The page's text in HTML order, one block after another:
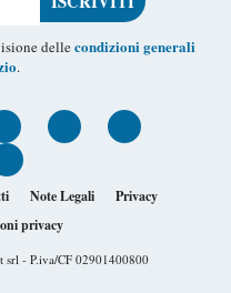
dellecondizioni generali
.
Note Legali
Privacy
privacy
srl - P.iva/CF 02901400800